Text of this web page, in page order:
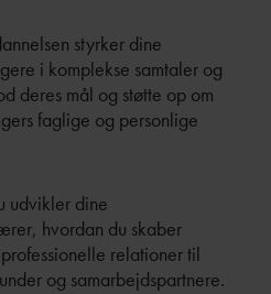
styrker dine
i komplekse samtaler og
deres mål og støtte op om
faglige og personlige
udvikler dine
hvordan du skaber
relationer til
og samarbejdspartnere.